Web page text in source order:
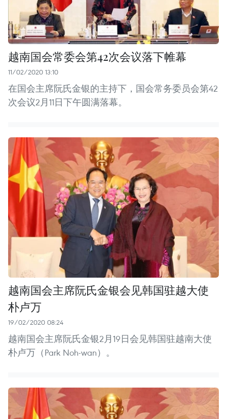
越南国会常委会第42次会议落下帷幕
11/02/2020 13:10
在国会主席阮氏金银的主持下，国会常务委员会第42
次会议2月11日下午圆满落幕。
越南国会主席阮氏金银会见韩国驻越大使
朴卢万
19/02/2020 08:24
越南国会主席阮氏金银2月19日会见韩国驻越南大使
朴卢万（Park Noh-wan）。